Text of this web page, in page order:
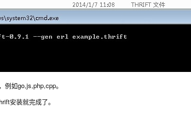
例如go,js,php,cpp。
安装就完成了。